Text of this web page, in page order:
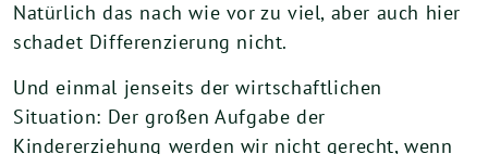
Natürlich das nach wie vor zu viel, aber auch hier
schadet Differenzierung nicht.
Und einmal jenseits der wirtschaftlichen
Situation: Der großen Aufgabe der
Kindererziehung werden wir nicht gerecht, wenn